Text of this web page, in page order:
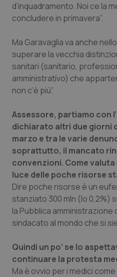
Provincia Autonoma
Puglia
Sardegna
Sicilia
Toscana
Umbria
Valle D’Aosta
Veneto
Infezioni & Febbre
Malattie rare
Malattia di Crohn &
Neuroscienze &
Obesità
Oftalmologia
Oncodermatologia
Oncoematologia
Oncologia &
Psoriasi & pelle
d’inquadramento. Noi ce la
concludere in primavera”.
Ma Garavaglia va anche
superare la vecchia
sanitari (sanitario,
amministrativo) che
non c’è più”.
Assessore, partiamo con
dichiarato altri due giorni
marzo e tra le varie
soprattutto, il mancato
convenzioni. Come
luce delle poche risorse
Dire poche risorse è un
stanziato 300 mln (lo 0,2%)
la Pubblica amministrazione
sindacato al mondo che si
Quindi un po’ se lo
continuare la protesta
Ma è ovvio per i medici